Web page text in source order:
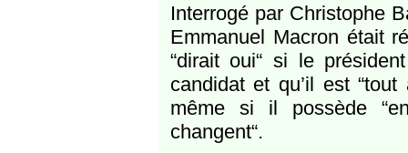
Interrogé par Christophe
Emmanuel Macron était
“dirait oui“ si le
candidat et qu’il est
même si il possède
changent“.